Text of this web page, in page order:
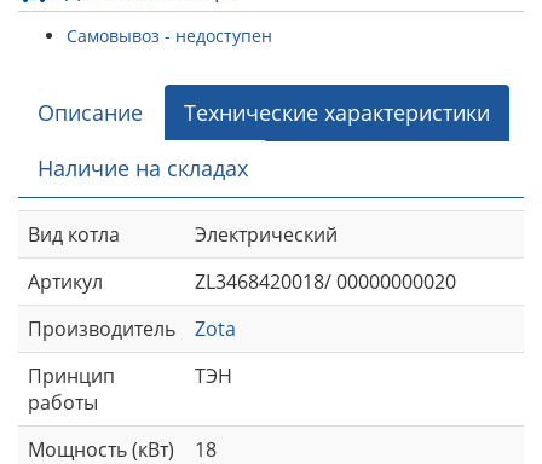
Самовывоз - недоступен
Описание
Технические характеристики
Наличие на складах
Вид котла
Электрический
Артикул
ZL3468420018/ 00000000020
Производитель
Zota
Принцип
работы
ТЭН
Мощность (кВт)
18